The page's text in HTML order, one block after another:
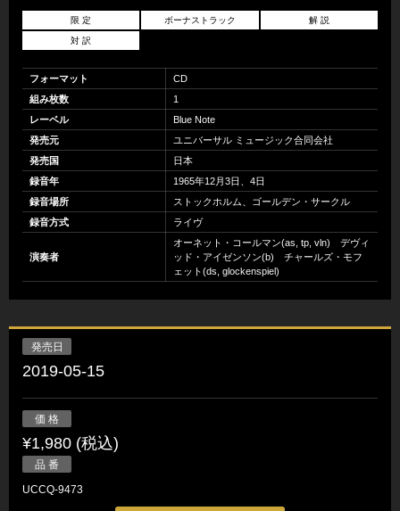
限 定 ボーナストラック 解 説
対 訳
フォーマット
CD
組み枚数
1
レーベル
Blue Note
発売元
ユニバーサル ミュージック合同会社
発売国
日本
録音年
1965年12月3日、4日
録音場所
ストックホルム、ゴールデン・サークル
録音方式
ライヴ
演奏者
オーネット・コールマン(as, tp, vln) デヴィ
ッド・アイゼンソン(b) チャールズ・モフ
ェット(ds, glockenspiel)
発売日
2019-05-15
価 格
¥1,980 (税込)
品 番
UCCQ-9473